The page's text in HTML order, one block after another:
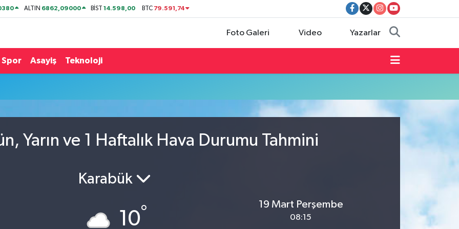
ALTIN 6862,09000 BİST14.598,00 BTC 79.591,74
Foto Galeri Video Yazarlar
Spor Asayiş Teknoloji
Yarın ve 1 Haftalık Hava Durumu Tahmini
Karabük
10°
19 Mart Perşembe
08:15